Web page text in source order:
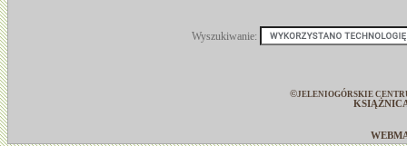
Wyszukiwanie:
©JELENIOGÓRSKIE